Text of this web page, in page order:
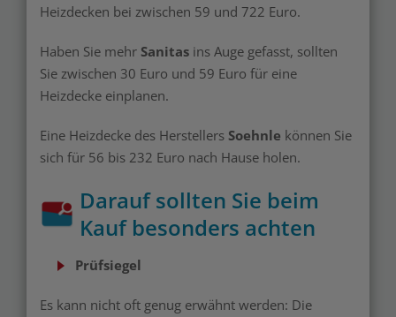
Heizdecken bei zwischen 59 und 722 Euro.
Haben Sie mehr Sanitas ins Auge gefasst, sollten
Sie zwischen 30 Euro und 59 Euro für eine
Heizdecke einplanen.
Eine Heizdecke des Herstellers Soehnle können Sie
sich für 56 bis 232 Euro nach Hause holen.
Darauf sollten Sie beim
Kauf besonders achten
Prüfsiegel
Es kann nicht oft genug erwähnt werden: Die